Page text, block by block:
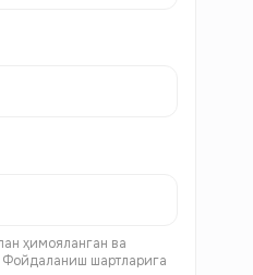
ҳимояланган ва
Фойдаланиш шартларига